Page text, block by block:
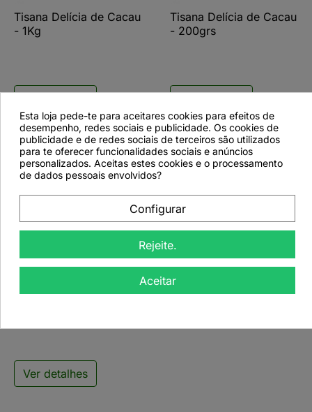
Tisana Delícia de Cacau
- 1Kg
Tisana Delícia de Cacau
- 200grs

favorite_border
Tisana Delícia de Cacau
Ver detalhes
Esta loja pede-te para aceitares cookies para efeitos de
desempenho, redes sociais e publicidade. Os cookies de
publicidade e de redes sociais de terceiros são utilizados
para te oferecer funcionalidades sociais e anúncios
personalizados. Aceitas estes cookies e o processamento
de dados pessoais envolvidos?
Configurar
Rejeite.
Aceitar